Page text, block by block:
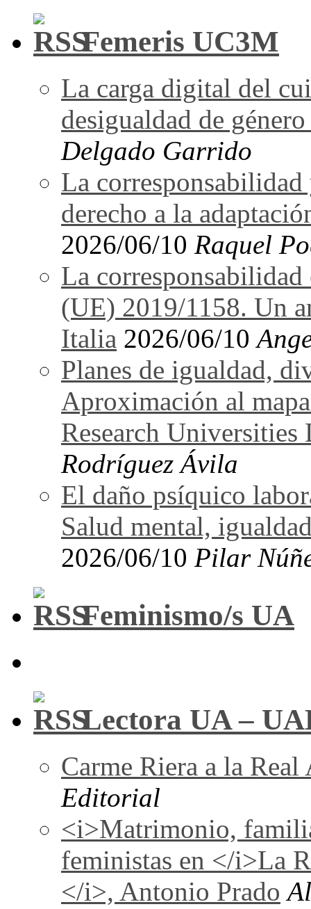
Femeris UC3M
La carga digital del
desigualdad de
Delgado Garrido
La
derecho a la
2026/06/10 Raquel
La
(UE) 2019/1158. Un
Italia 2026/06/10
Planes de igualdad,
Aproximación al
Research Universities
Rodríguez Ávila
El daño psíquico
Salud mental,
2026/06/10 Pilar
Feminismo/s UA
Lectora UA –
Carme Riera a la Real
Editorial
<i>Matrimonio,
feministas en </i>La
</i>, Antonio Prado